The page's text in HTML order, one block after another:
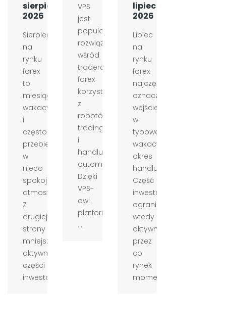
sierpień
2026
Sierpień
na
rynku
forex
to
miesiąc
wakacyjny
i
często
przebiega
w
nieco
spokojniejszej
atmosferze.
Z
drugiej
strony
mniejsza
aktywność
części
inwestor...
VPS
jest
popularnym
rozwiązaniem
wśród
traderów
forex
korzystających
z
robotów
tradingowych
i
handlu
automatycznego.
Dzięki
VPS-
owi
platforma
...
lipiec
2026
Lipiec
na
rynku
forex
najczęściej
oznacza
wejście
w
typowo
wakacyjny
okres
handlu.
Część
inwestorów
ogranicza
wtedy
aktywność,
przez
co
rynek
momentam...